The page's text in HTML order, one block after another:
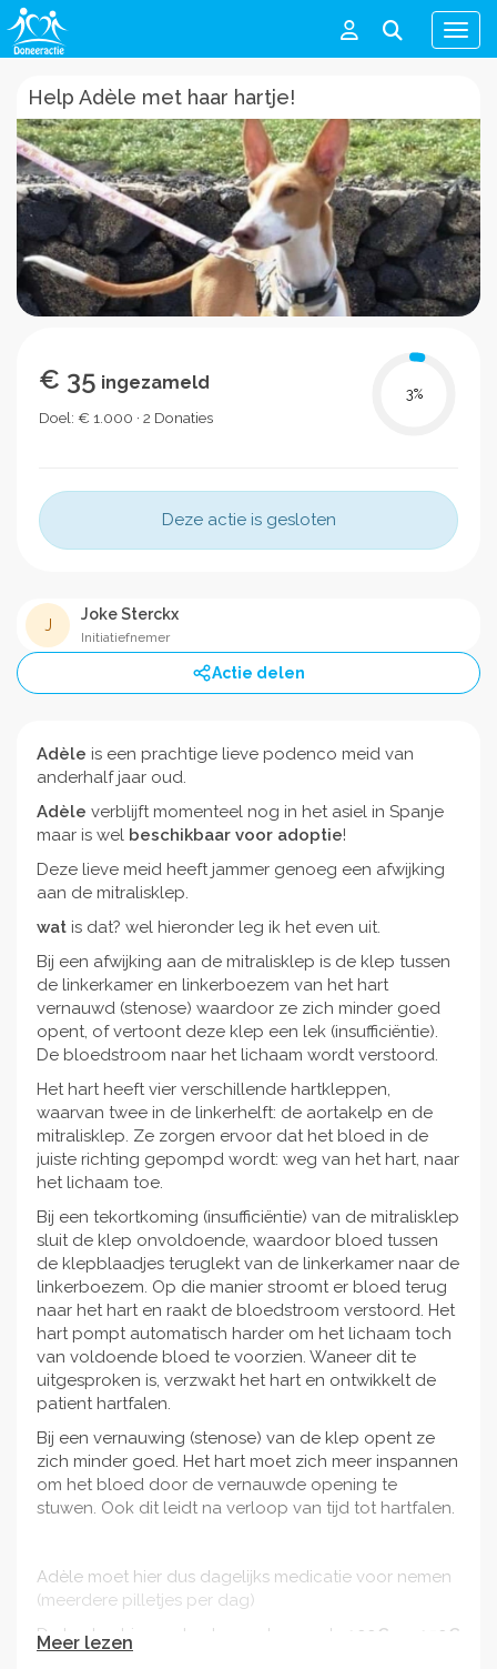
Menu
Help Adèle met haar hartje!
€ 35 ingezameld
Doel: € 1.000 · 2 Donaties
3%
Deze actie is gesloten
J
Joke Sterckx
Initiatiefnemer
Actie delen
Adèle is een prachtige lieve podenco meid van
anderhalf jaar oud.
Adèle verblijft momenteel nog in het asiel in Spanje
maar is wel beschikbaar voor adoptie!
Deze lieve meid heeft jammer genoeg een afwijking
aan de mitralisklep.
wat is dat? wel hieronder leg ik het even uit.
Bij een afwijking aan de mitralisklep is de klep tussen
de linkerkamer en linkerboezem van het hart
vernauwd (stenose) waardoor ze zich minder goed
opent, of vertoont deze klep een lek (insufficiëntie).
De bloedstroom naar het lichaam wordt verstoord.
Het hart heeft vier verschillende hartkleppen,
waarvan twee in de linkerhelft: de aortakelp en de
mitralisklep. Ze zorgen ervoor dat het bloed in de
juiste richting gepompd wordt: weg van het hart, naar
het lichaam toe.
Bij een tekortkoming (insufficiëntie) van de mitralisklep
sluit de klep onvoldoende, waardoor bloed tussen
de klepblaadjes teruglekt van de linkerkamer naar de
linkerboezem. Op die manier stroomt er bloed terug
naar het hart en raakt de bloedstroom verstoord. Het
hart pompt automatisch harder om het lichaam toch
van voldoende bloed te voorzien. Waneer dit te
uitgesproken is, verzwakt het hart en ontwikkelt de
patient hartfalen.
Bij een vernauwing (stenose) van de klep opent ze
zich minder goed. Het hart moet zich meer inspannen
om het bloed door de vernauwde opening te
stuwen. Ook dit leidt na verloop van tijd tot hartfalen.
Adèle moet hier dus dagelijks medicatie voor nemen
(meerdere pilletjes per dag)
De kosten hiervan bedragen tussen de
100€ en 150€
per maand
Meer lezen